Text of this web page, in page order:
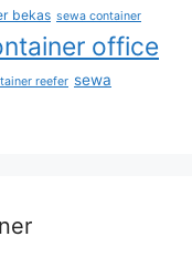
bekas sewa container
office
reefer sewa